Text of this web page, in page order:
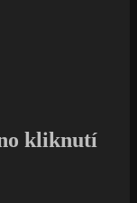
kliknutí